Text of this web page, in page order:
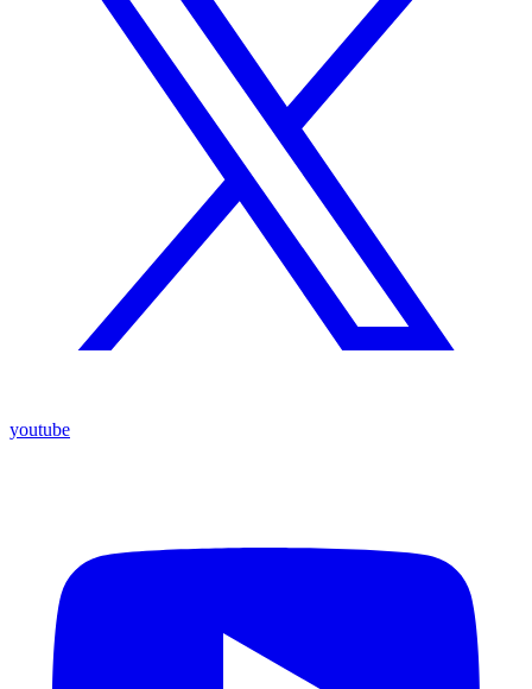
youtube